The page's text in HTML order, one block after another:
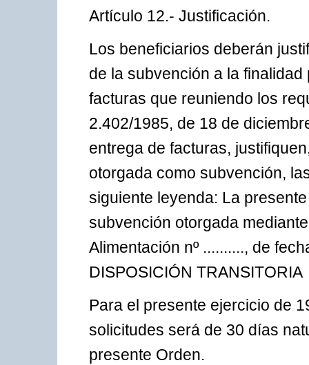
Artículo 12.- Justificación.
Los beneficiarios deberán
de la subvención a la
facturas que reuniendo los
2.402/1985, de 18 de
entrega de facturas,
otorgada como subvención,
siguiente leyenda: La
subvención otorgada
Alimentación nº .........., de
DISPOSICIÓN TRANSITORIA
Para el presente ejercicio de
solicitudes será de 30 días
presente Orden.